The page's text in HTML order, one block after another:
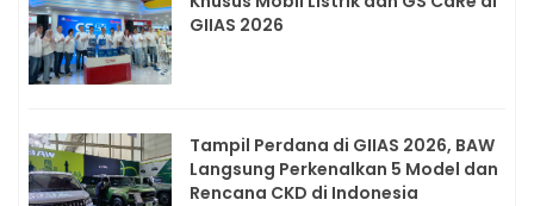
GIIAS 2026
Tampil Perdana di GIIAS 2026, BAW
Langsung Perkenalkan 5 Model dan
Rencana CKD di Indonesia